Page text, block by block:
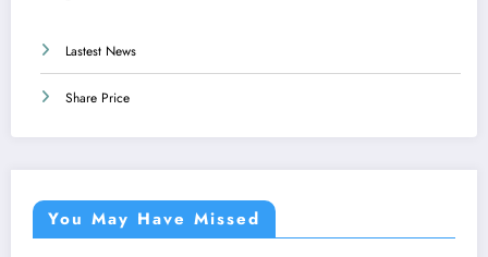
Lastest News
Share Price
You May Have Missed